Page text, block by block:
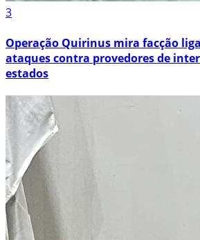
3
Operação Quirinus mira facção
ataques contra provedores de
estados